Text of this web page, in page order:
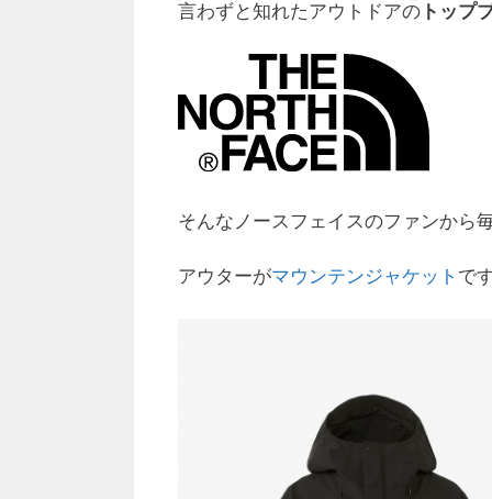
言わずと知れたアウトドアの トップ
そんなノースフェイスのファンから
アウターがマウンテンジャケット で